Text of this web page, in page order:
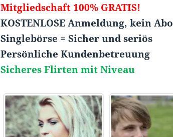
Mitgliedschaft 100% GRATIS!
KOSTENLOSE Anmeldung, kein Abo
Singlebörse = Sicher und seriös
Persönliche Kundenbetreuung
Sicheres Flirten mit Niveau